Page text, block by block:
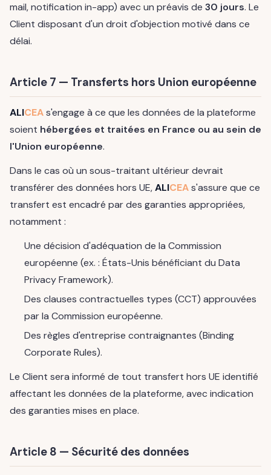
mail, notification in-app) avec un préavis de 30 jours. Le
Client disposant d'un droit d'objection motivé dans ce
délai.
Article 7 — Transferts hors Union européenne
ALICEAs'engage à ce que les données de la plateforme
soient hébergées et traitées en France ou au sein de
l'Union européenne.
Dans le cas où un sous-traitant ultérieur devrait
transférer des données hors UE,ALICEAs'assure que ce
transfert est encadré par des garanties appropriées,
notamment :
Une décision d'adéquation de la Commission
européenne (ex. : États-Unis bénéficiant du Data
Privacy Framework).
Des clauses contractuelles types (CCT) approuvées
par la Commission européenne.
Des règles d'entreprise contraignantes (Binding
Corporate Rules).
Le Client sera informé de tout transfert hors UE identifié
affectant les données de la plateforme, avec indication
des garanties mises en place.
Article 8 — Sécurité des données